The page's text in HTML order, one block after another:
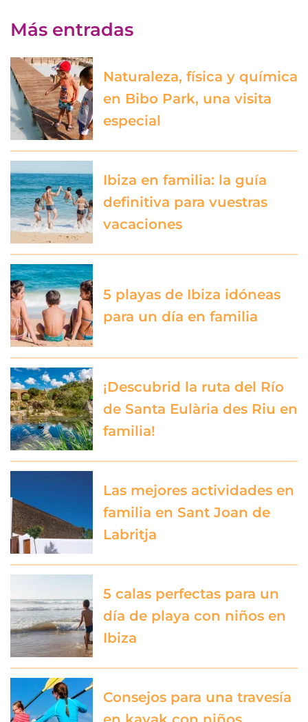
Más entradas
Naturaleza, física y química
en Bibo Park, una visita
especial
Ibiza en familia: la guía
definitiva para vuestras
vacaciones
5 playas de Ibiza idóneas
para un día en familia
¡Descubrid la ruta del Río
de Santa Eulària des Riu en
familia!
Las mejores actividades en
familia en Sant Joan de
Labritja
5 calas perfectas para un
día de playa con niños en
Ibiza
Consejos para una travesía